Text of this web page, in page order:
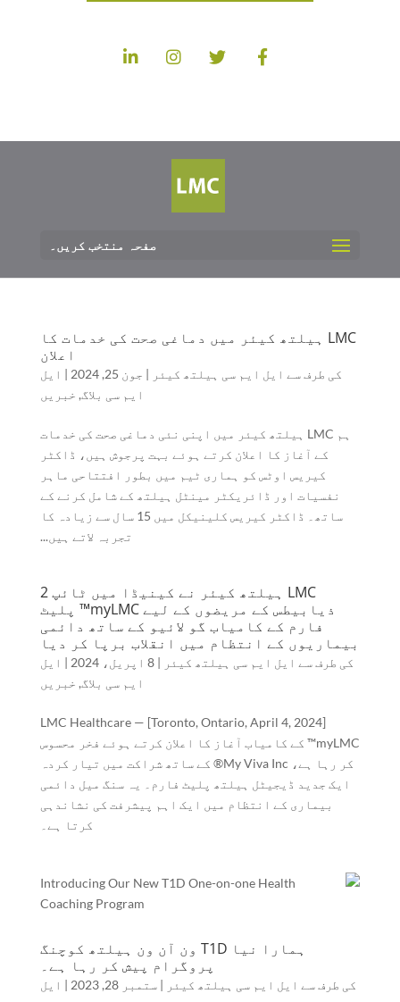
صفحہ منتخب کریں۔
LMC ہیلتھ کیئر میں دماغی صحت کی خدمات کا
اعلان
کی طرف سے ایل ایم سی ہیلتھ کیئر | جون 25, 2024 | ایل
ایم سی بلاگ, خبریں
ہم LMC ہیلتھ کیئر میں اپنی نئی دماغی صحت کی خدمات
کے آغاز کا اعلان کرتے ہوئے بہت پرجوش ہیں، ڈاکٹر
کیریس اوٹس کو ہماری ٹیم میں بطور افتتاحی ماہر
نفسیات اور ڈائریکٹر مینٹل ہیلتھ کے شامل کرنے کے
ساتھ۔ ڈاکٹر کیریس کلینیکل میں 15 سال سے زیادہ کا
تجربہ لاتے ہیں...
LMC ہیلتھ کیئر نے کینیڈا میں ٹائپ 2
ذیابیطس کے مریضوں کے لیے myLMC™ پلیٹ
فارم کے کامیاب گو لائیو کے ساتھ دائمی
بیماریوں کے انتظام میں انقلاب برپا کر دیا
کی طرف سے ایل ایم سی ہیلتھ کیئر |8 اپریل، 2024 | ایل
ایم سی بلاگ, خبریں
[Toronto, Ontario, April 4, 2024] — LMC Healthcare
myLMC™ کے کامیاب آغاز کا اعلان کرتے ہوئے فخر محسوس
کر رہا ہے، My Viva Inc® کے ساتھ شراکت میں تیار کردہ
ایک جدید ڈیجیٹل ہیلتھ پلیٹ فارم۔ یہ سنگ میل دائمی
بیماری کے انتظام میں ایک اہم پیشرفت کی نشاندہی
کرتا ہے۔
ہمارا نیا T1D ون آن ون ہیلتھ کوچنگ
پروگرام پیش کر رہا ہے۔
کی طرف سے ایل ایم سی ہیلتھ کیئر |ستمبر 28, 2023 | ایل